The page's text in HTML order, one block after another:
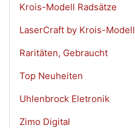
Krois-Modell Radsätze
LaserCraft by Krois-Modell
Raritäten, Gebraucht
Top Neuheiten
Uhlenbrock Eletronik
Zimo Digital